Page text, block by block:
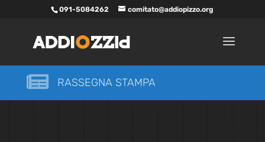
091-5084262 comitato@addiopizzo.org
 RASSEGNA STAMPA